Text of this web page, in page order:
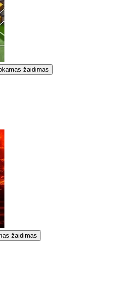
žaidimas
žaidimas